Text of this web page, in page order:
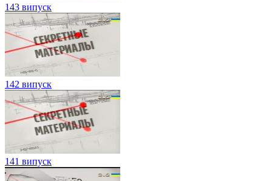
143 випуск
142 випуск
141 випуск